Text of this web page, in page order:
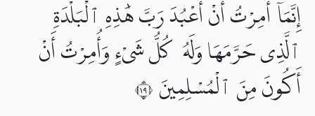
إِنَّمَآ أُمِرْتُ أَنْ أَعْبُدَ رَبَّ هَٰذِهِ ٱلْبَلْدَةِ
ٱلَّذِى حَرَّمَهَا وَلَهُۥ كُلُّ شَىْءٍ وَأُمِرْتُ أَنْ
أَكُونَ مِنَ ٱلْمُسْلِمِينَ ٩١